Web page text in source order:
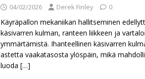
04/02/2026 Derek Finley 0
Käyräpallon mekaniikan hallitseminen
käsivarren kulman, ranteen liikkeen ja
ymmärtämistä. Ihanteellinen käsivarren
astetta vaakatasosta ylöspäin, mikä
luoda […]